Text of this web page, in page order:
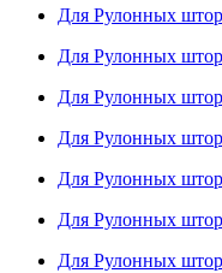
Для Рулонных
Для Рулонных
Для Рулонных
Для Рулонных
Для Рулонных
Для Рулонных
Для Рулонных